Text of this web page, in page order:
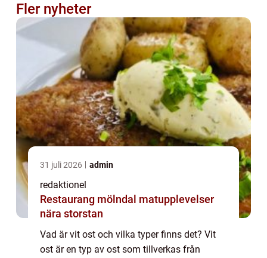
Fler nyheter
31 juli 2026 admin
redaktionel
Restaurang mölndal matupplevelser
nära storstan
Vad är vit ost och vilka typer finns det? Vit
ost är en typ av ost som tillverkas från